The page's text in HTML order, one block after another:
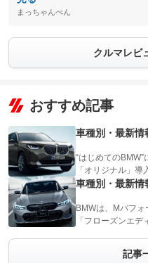
まっちゃんぺん
クルマレビ
おすすめ記事
車種別・最新情
“はじめての
「オリジナル」導
車種別・最新情
BMWは、Mパフ
「フローズンエ
記事